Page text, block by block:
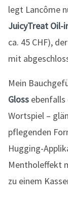
legt Lancôme
JuicyTreat Oil-
ca. 45 CHF),
mit
Mein
Gloss ebenfalls
Wortspiel –
pflegenden
Hugging-
Mentholeffekt
zu einem